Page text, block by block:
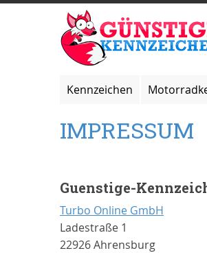
Zum
Inhalt
springen
Kennzeichen
IMPRESSUM
Guenstige-
Turbo Online GmbH
Ladestraße 1
22926 Ahrensburg